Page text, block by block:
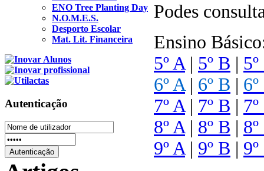
Podes
Ensino
5º A| 5º B |
6º A| 6º B |
7º A| 7º B |
8º A| 8º B |
9º A| 9º B |
ENO Tree Planting Day
N.O.M.E.S.
Desporto Escolar
Mat. Lit. Financeira
Autenticação